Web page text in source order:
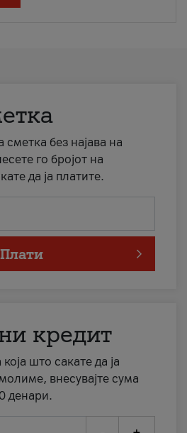
сметка без најава на
го бројот на
да ја платите.
Плати
кредит
што сакате да ја
внесувајте сума
денари.